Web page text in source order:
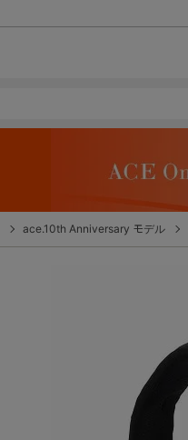
ace.10th Anniversary モデル